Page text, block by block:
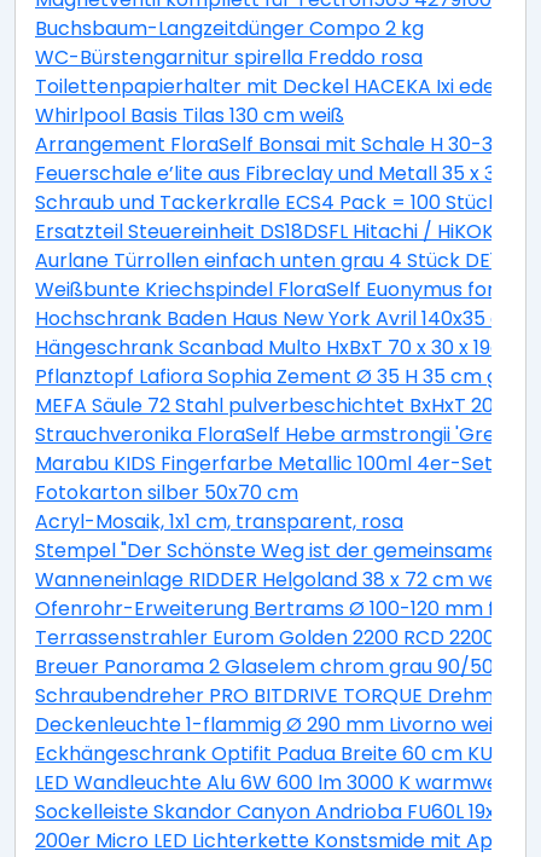
Buchsbaum-Langzeitdünger Compo 2 kg
WC-Bürstengarnitur spirella Freddo rosa
Toilettenpapierhalter mit Deckel HACEKA Ixi
Whirlpool Basis Tilas 130 cm weiß
Arrangement FloraSelf Bonsai mit Schale H 30-38
Feuerschale e’lite aus Fibreclay und Metall 35 x 35 x
Schraub und Tackerkralle ECS4 Pack = 100 Stück
Ersatzteil Steuereinheit DS18DSFL Hitachi / HiKOKI
Aurlane Türrollen einfach unten grau 4 Stück DE142
Weißbunte Kriechspindel FloraSelf Euonymus
Hochschrank Baden Haus New York Avril 140x35 cm
Hängeschrank Scanbad Multo HxBxT 70 x 30 x 19cm
Pflanztopf Lafiora Sophia Zement Ø 35 H 35 cm grau
MEFA Säule 72 Stahl pulverbeschichtet BxHxT 205/
Strauchveronika FloraSelf Hebe armstrongii 'Green
Marabu KIDS Fingerfarbe Metallic 100ml 4er-Set
Fotokarton silber 50x70 cm
Acryl-Mosaik, 1x1 cm, transparent, rosa
Stempel "Der Schönste Weg ist der gemeinsame"
Wanneneinlage RIDDER Helgoland 38 x 72 cm weiß
Ofenrohr-Erweiterung Bertrams Ø 100-120 mm
Terrassenstrahler Eurom Golden 2200 RCD 2200W
Breuer Panorama 2 Glaselem chrom grau 90/50 cm
Schraubendreher PRO BITDRIVE TORQUE
Deckenleuchte 1-flammig Ø 290 mm Livorno weiß/
Eckhängeschrank Optifit Padua Breite 60 cm KUPD
LED Wandleuchte Alu 6W 600 lm 3000 K warmweiß
Sockelleiste Skandor Canyon Andrioba FU60L
200er Micro LED Lichterkette Konstsmide mit App